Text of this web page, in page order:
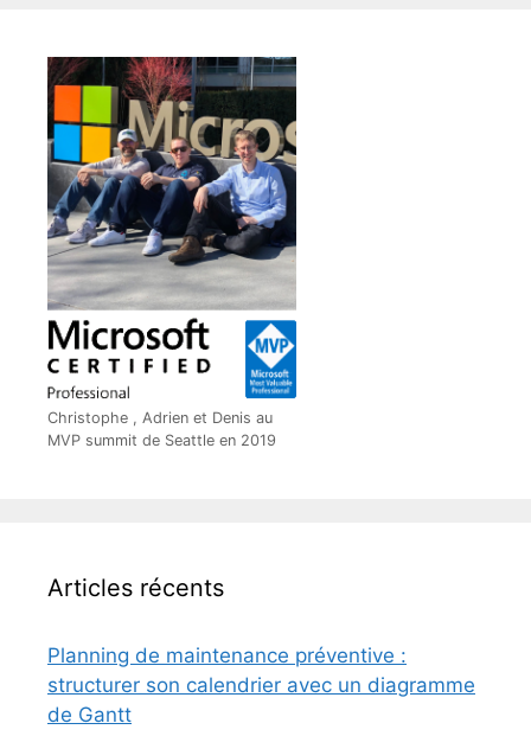
Christophe , Adrien et Denis au
MVP summit de Seattle en 2019
Articles récents
Planning de maintenance préventive :
structurer son calendrier avec un diagramme
de Gantt